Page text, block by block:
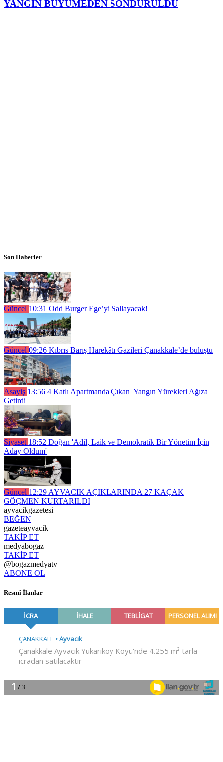
YANGIN BÜYÜMEDEN SÖNDÜRÜLDÜ
Son Haberler
Güncel 10:31 Odd Burger Ege’yi Sallayacak!
Güncel 09:26 Kıbrıs Barış Harekâtı Gazileri Çanakkale’de buluştu
Asayiş 13:56 4 Katlı Apartmanda Çıkan Yangın Yürekleri Ağıza
Getirdi
Siyaset 18:52 Doğan 'Adil, Laik ve Demokratik Bir Yönetim İçin
Aday Oldum'
Güncel 12:29 AYVACIK AÇIKLARINDA 27 KAÇAK
GÖÇMEN KURTARILDI
ayvacikgazetesi
BEĞEN
gazeteayvacik
TAKİP ET
medyabogaz
TAKİP ET
@bogazmedyatv
ABONE OL
Resmî İlanlar